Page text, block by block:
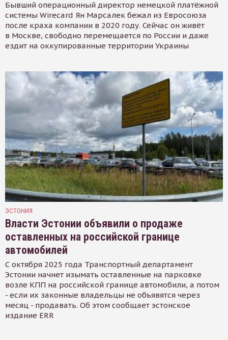
Бывший операционный директор немецкой платёжной
системы Wirecard Ян Марсалек бежал из Евросоюза
после краха компании в 2020 году. Сейчас он живёт
в Москве, свободно перемещается по России и даже
ездит на оккупированные территории Украины
ЭСТОНИЯ
Власти Эстонии объявили о продаже
оставленных на российской границе
автомобилей
С октября 2025 года Транспортный департамент
Эстонии начнет изымать оставленные на парковке
возле КПП на российской границе автомобили, а потом
- если их законные владельцы не объявятся через
месяц - продавать. Об этом сообщает эстонское
издание ERR